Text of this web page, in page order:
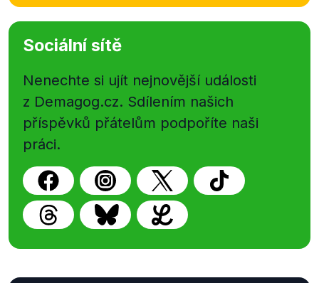
Sociální sítě
Nenechte si ujít nejnovější události
z Demagog.cz. Sdílením našich
příspěvků přátelům podpoříte naši
práci.